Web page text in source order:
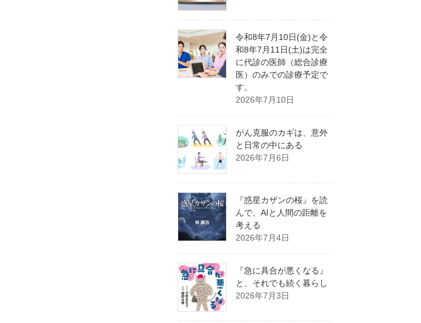
令和8年7月10日(金)と令
和8年7月11日(土)は完全
に代診の医師（総合診療
医）のみでの診療予定で
す。
2026年7月10日
がん克服のカギは、意外
と日常の中にある
2026年7月6日
『惑星カザンの桜』を読
んで、AIと人間の距離を
考える
2026年7月4日
『急に具合が悪くなる』
と、それでも続く暮らし
2026年7月3日